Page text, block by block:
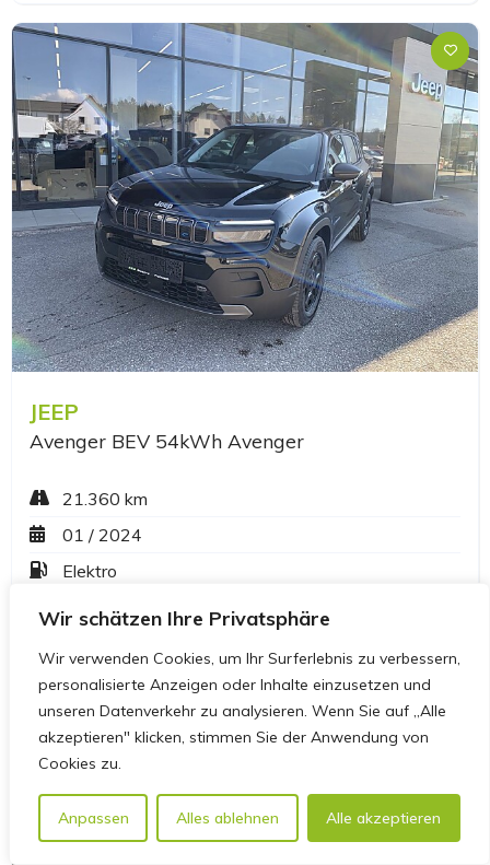
Wir schätzen Ihre Privatsphäre
Wir verwenden Cookies, um Ihr Surferlebnis zu verbessern,
personalisierte Anzeigen oder Inhalte einzusetzen und
unseren Datenverkehr zu analysieren. Wenn Sie auf „Alle
akzeptieren" klicken, stimmen Sie der Anwendung von
Cookies zu.
Anpassen Alles ablehnen Alle akzeptieren